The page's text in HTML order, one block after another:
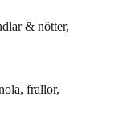
& nötter,
frallor,